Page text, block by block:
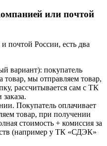
или почтой
России, есть два
вариант): покупатель
товар, мы отправляем товар,
рассчитывается сам с ТК
Покупатель оплачивает
товар, при получении
стоимость + комиссия за
(например у ТК «СДЭК»